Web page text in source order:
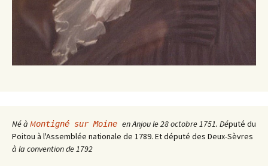
Né à Montigné sur Moine en Anjou le 28 octobre 1751. Député du
Poitou à l'Assemblée nationale de 1789. Et député des Deux-Sèvres
à la convention de 1792